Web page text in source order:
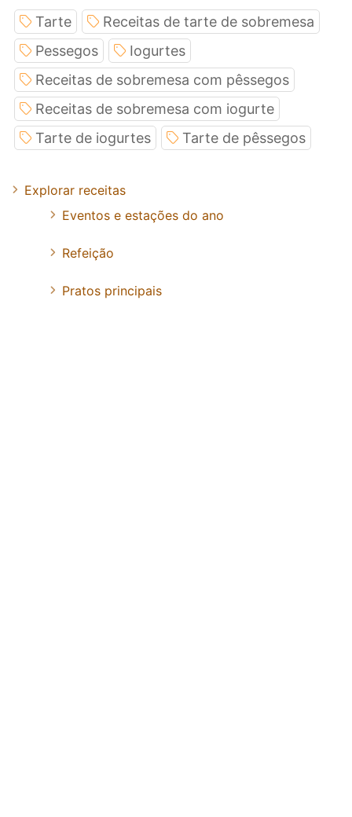
Tarte
Receitas de tarte de sobremesa
Pessegos
Iogurtes
Receitas de sobremesa com pêssegos
Receitas de sobremesa com iogurte
Tarte de iogurtes
Tarte de pêssegos
Explorar receitas
Eventos e estações do ano
Refeição
Pratos principais